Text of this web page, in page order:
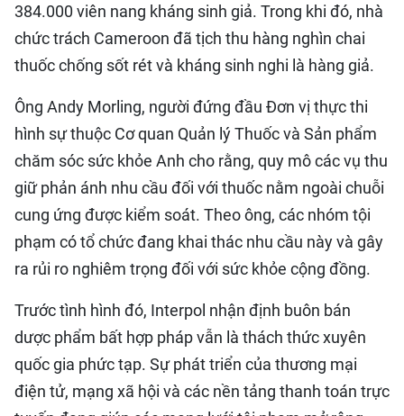
384.000 viên nang kháng sinh giả. Trong khi đó, nhà
chức trách Cameroon đã tịch thu hàng nghìn chai
thuốc chống sốt rét và kháng sinh nghi là hàng giả.
Ông Andy Morling, người đứng đầu Đơn vị thực thi
hình sự thuộc Cơ quan Quản lý Thuốc và Sản phẩm
chăm sóc sức khỏe Anh cho rằng, quy mô các vụ thu
giữ phản ánh nhu cầu đối với thuốc nằm ngoài chuỗi
cung ứng được kiểm soát. Theo ông, các nhóm tội
phạm có tổ chức đang khai thác nhu cầu này và gây
ra rủi ro nghiêm trọng đối với sức khỏe cộng đồng.
Trước tình hình đó, Interpol nhận định buôn bán
dược phẩm bất hợp pháp vẫn là thách thức xuyên
quốc gia phức tạp. Sự phát triển của thương mại
điện tử, mạng xã hội và các nền tảng thanh toán trực